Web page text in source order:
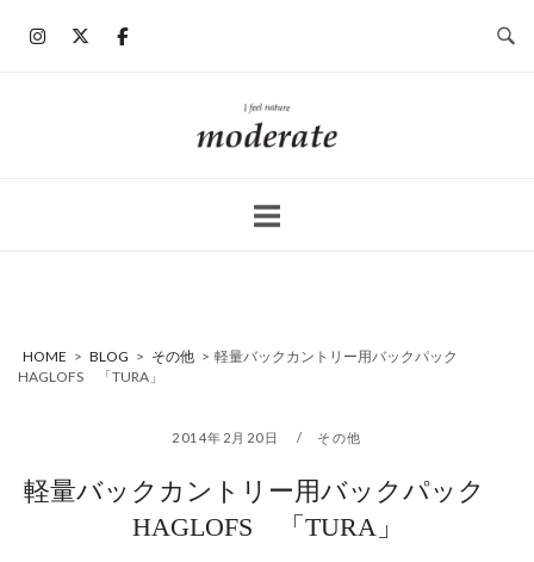
ホ
ー
HOME > BLOG > その他 > 軽量バックカントリー用バックパック
HAGLOFS 「TURA」
2014年2月20日 その他
軽量バックカントリー用バックパック
HAGLOFS 「TURA」